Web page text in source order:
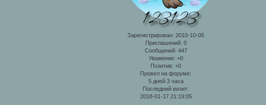
Зарегистрирован: 2010-10-05
Приглашений: 0
Сообщений: 447
Уважение: +0
Позитив: +0
Провел на форуме:
5 дней 3 часа
Последний визит:
2018-01-17 21:19:05